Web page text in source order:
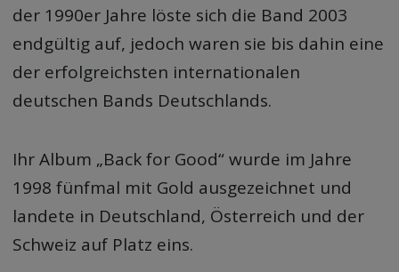
der 1990er Jahre löste sich die Band 2003
endgültig auf, jedoch waren sie bis dahin eine
der erfolgreichsten internationalen
deutschen Bands Deutschlands.
Ihr Album „Back for Good“ wurde im Jahre
1998 fünfmal mit Gold ausgezeichnet und
landete in Deutschland, Österreich und der
Schweiz auf Platz eins.